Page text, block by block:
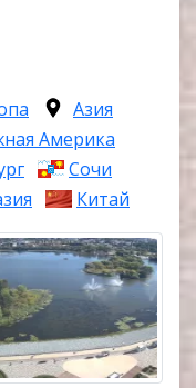
Азия
Америка
Сочи
Китай